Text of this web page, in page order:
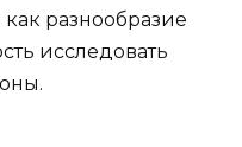
разнообразие
исследовать